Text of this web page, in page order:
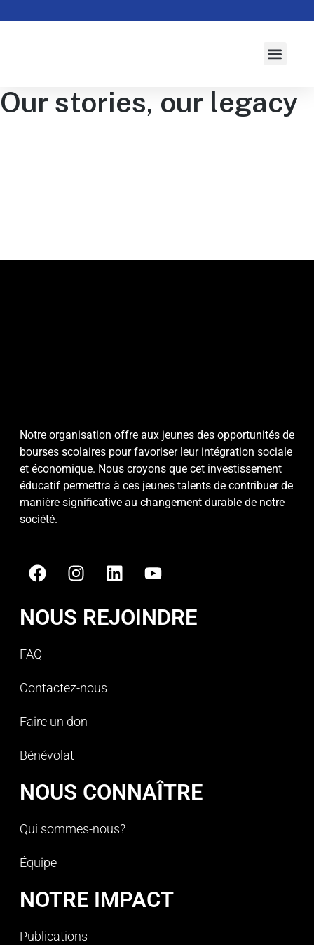
Our stories, our legacy
Notre organisation offre aux jeunes des opportunités de
bourses scolaires pour favoriser leur intégration sociale
et économique. Nous croyons que cet investissement
éducatif permettra à ces jeunes talents de contribuer de
manière significative au changement durable de notre
société.
NOUS REJOINDRE
FAQ
Contactez-nous
Faire un don
Bénévolat
NOUS CONNAÎTRE
Qui sommes-nous?
Équipe
NOTRE IMPACT
Publications